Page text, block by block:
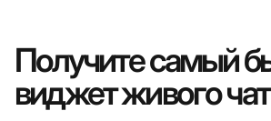
Получите самый
виджет живого